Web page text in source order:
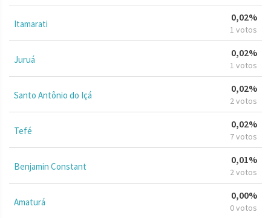
Itamarati
0,02%
1 votos
Juruá
0,02%
1 votos
Santo Antônio do Içá
0,02%
2 votos
Tefé
0,02%
7 votos
Benjamin Constant
0,01%
2 votos
Amaturá
0,00%
0 votos